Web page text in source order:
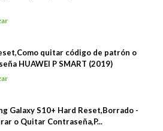
quitar código de patrón o
HUAWEI P SMART (2019)
Galaxy S10+ Hard Reset,Borrado -
o Quitar Contraseña,P...